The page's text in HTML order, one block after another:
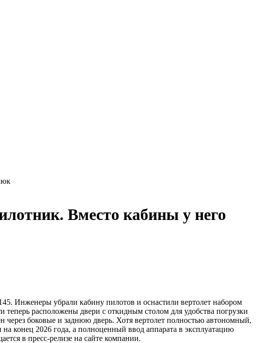
Вместо кабины у него
Инженеры убрали кабину пилотов и оснастили вертолет набором
теперь расположены двери с откидным столом для удобства погрузки
через боковые и заднюю дверь. Хотя вертолет полностью автономный,
конец 2026 года, а полноценный ввод аппарата в эксплуатацию
в пресс-релизе на сайте компании.